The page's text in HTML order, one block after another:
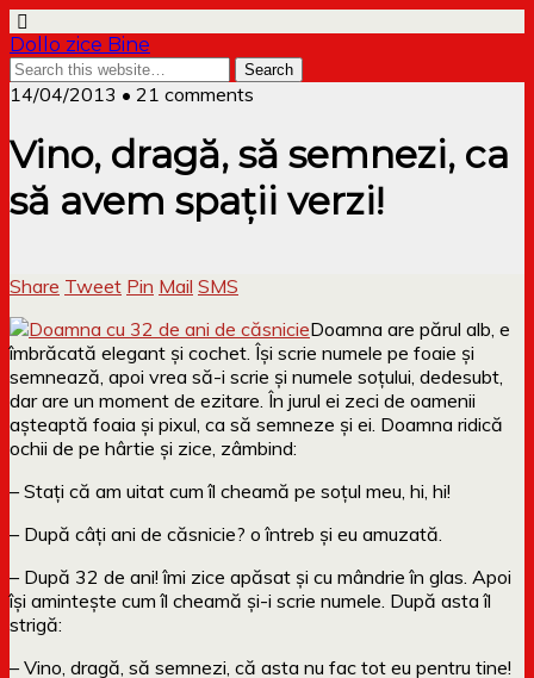
Dollo zice Bine
14/04/2013 • 21 comments
Vino, dragă, să semnezi, ca
să avem spații verzi!
Share Tweet Pin Mail SMS
Doamna are părul alb, e
îmbrăcată elegant și cochet. Își scrie numele pe foaie și
semnează, apoi vrea să-i scrie și numele soțului, dedesubt,
dar are un moment de ezitare. În jurul ei zeci de oamenii
așteaptă foaia și pixul, ca să semneze și ei. Doamna ridică
ochii de pe hârtie și zice, zâmbind:
– Stați că am uitat cum îl cheamă pe soțul meu, hi, hi!
– După câți ani de căsnicie? o întreb și eu amuzată.
– După 32 de ani! îmi zice apăsat și cu mândrie în glas. Apoi
își amintește cum îl cheamă și-i scrie numele. După asta îl
strigă:
– Vino, dragă, să semnezi, că asta nu fac tot eu pentru tine!